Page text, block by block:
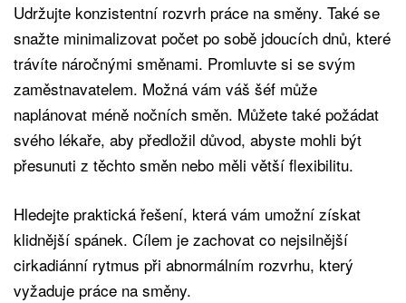
Udržujte konzistentní rozvrh práce na směny. Také se
snažte minimalizovat počet po sobě jdoucích dnů, které
trávíte náročnými směnami. Promluvte si se svým
zaměstnavatelem. Možná vám váš šéf může
naplánovat méně nočních směn. Můžete také požádat
svého lékaře, aby předložil důvod, abyste mohli být
přesunuti z těchto směn nebo měli větší flexibilitu.
Hledejte praktická řešení, která vám umožní získat
klidnější spánek. Cílem je zachovat co nejsilnější
cirkadiánní rytmus při abnormálním rozvrhu, který
vyžaduje práce na směny.